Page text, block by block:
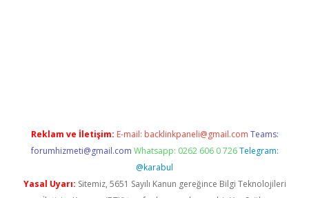
Reklam ve İletişim: E-mail: backlinkpaneli@gmail.com Teams:
forumhizmeti@gmail.com Whatsapp: 0262 606 0 726 Telegram:
@karabul
Yasal Uyarı: Sitemiz, 5651 Sayılı Kanun gereğince Bilgi Teknolojileri